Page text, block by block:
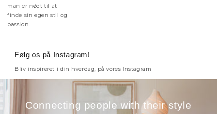
man er nødt til at
finde sin egen stil og
passion.
Følg os på Instagram!
Bliv inspireret i din hverdag, på vores Instagram
Connecting people with their style